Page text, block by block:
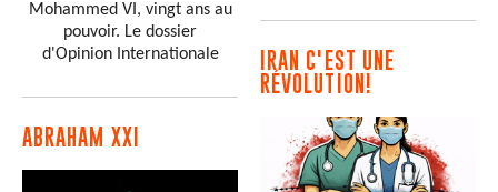
Mohammed VI, vingt ans au
pouvoir. Le dossier
d'Opinion Internationale
ABRAHAM XXI
IRAN C'EST UNE
RÉVOLUTION!